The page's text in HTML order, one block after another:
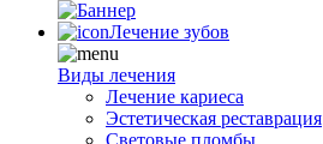
Лечение зубов
Виды лечения
Лечение кариеса
Эстетическая реставрация
Световые пломбы